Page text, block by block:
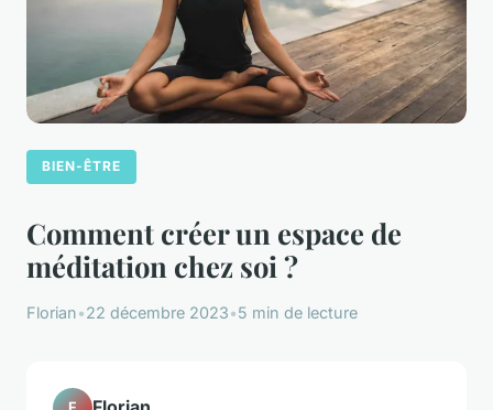
BIEN-ÊTRE
Comment créer un espace de
méditation chez soi ?
Florian•22 décembre 2023•5 min de lecture